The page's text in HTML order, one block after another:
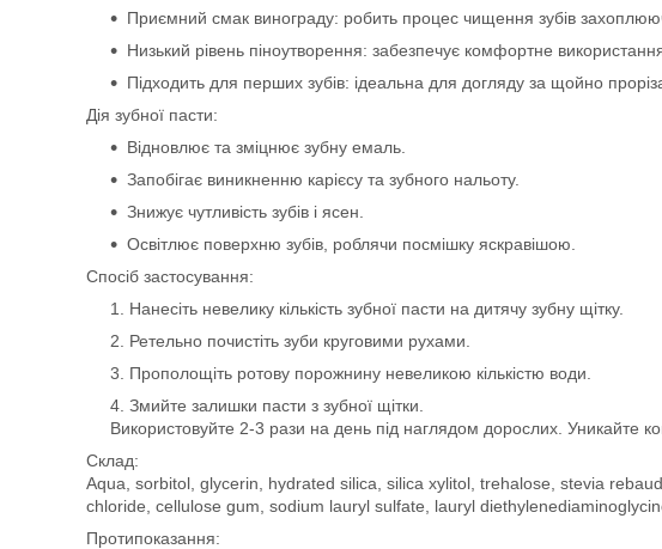
Приємний смак винограду: робить процес чищення зубів
Низький рівень піноутворення: забезпечує комфортне
Підходить для перших зубів: ідеальна для догляду за щойно
Дія зубної пасти:
Відновлює та зміцнює зубну емаль.
Запобігає виникненню карієсу та зубного нальоту.
Знижує чутливість зубів і ясен.
Освітлює поверхню зубів, роблячи посмішку яскравішою.
Спосіб застосування:
Нанесіть невелику кількість зубної пасти на дитячу зубну щітку.
Ретельно почистіть зуби круговими рухами.
Прополощіть ротову порожнину невеликою кількістю води.
Змийте залишки пасти з зубної щітки.
Використовуйте 2-3 рази на день під наглядом дорослих. Уникайте
Склад:
Aqua, sorbitol, glycerin, hydrated silica, silica xylitol, trehalose, stevia
chloride, cellulose gum, sodium lauryl sulfate, lauryl
Протипоказання: